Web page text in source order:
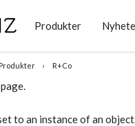
Produkter
Produkter R+Co
to an instance of an